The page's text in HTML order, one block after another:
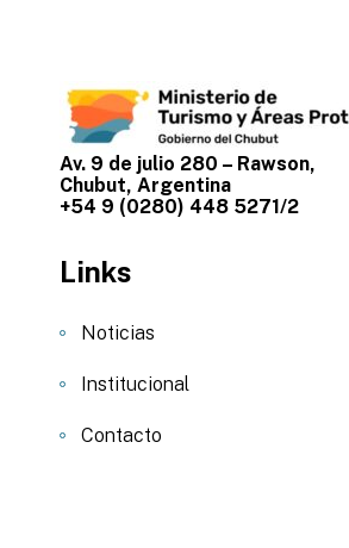
Av. 9 de julio 280 – Rawson,
Chubut, Argentina
+54 9 (0280) 448 5271/2
Links
Noticias
Institucional
Contacto